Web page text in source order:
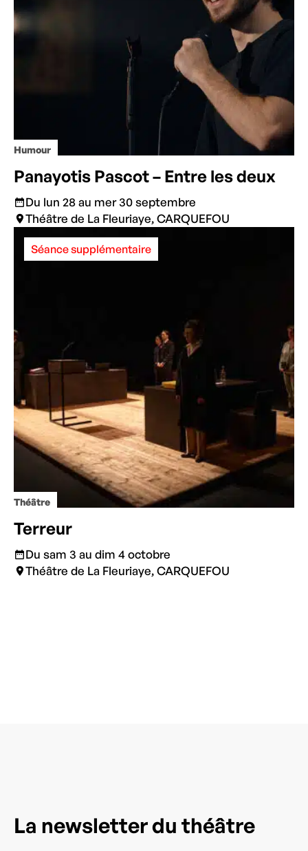
Humour
Panayotis Pascot – Entre les deux
Du lun 28 au mer 30 septembre
Théâtre de La Fleuriaye, CARQUEFOU
Théâtre
Séance supplémentaire
Terreur
Du sam 3 au dim 4 octobre
Théâtre de La Fleuriaye, CARQUEFOU
La newsletter du théâtre